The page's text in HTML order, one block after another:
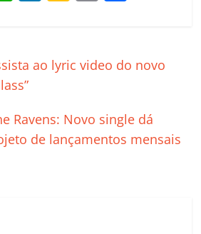
s
A
p
e
dI
gl
a
ss
y
k
p
h
ar
ao lyric video do novo
Ravens: Novo single dá
de lançamentos mensais